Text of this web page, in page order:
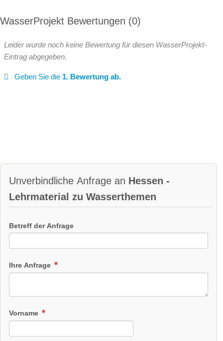
WasserProjekt Bewertungen 0
Leider wurde noch keine Bewertung für diesen WasserProjekt-
Eintrag abgegeben.
Geben Sie die 1. Bewertung ab.
Unverbindliche Anfrage an Hessen -
Lehrmaterial zu Wasserthemen
Betreff der Anfrage
Ihre Anfrage
Vorname